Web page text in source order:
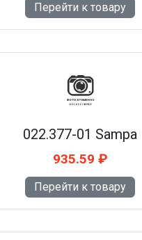
Перейти к товару
022.377-01 Sampa
935.59 ₽
Перейти к товару